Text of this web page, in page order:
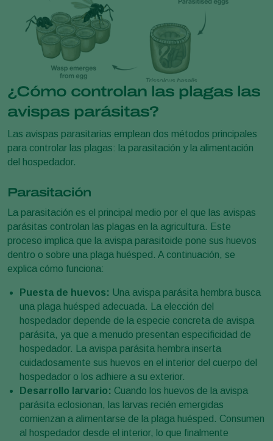
¿Cómo controlan las plagas las
avispas parásitas?
Las avispas parasitarias emplean dos métodos principales
para controlar las plagas: la parasitación y la alimentación
del hospedador.
Parasitación
La parasitación es el principal medio por el que las avispas
parásitas controlan las plagas en la agricultura. Este
proceso implica que la avispa parasitoide pone sus huevos
dentro o sobre una plaga huésped. A continuación, se
explica cómo funciona:
Puesta de huevos: Una avispa parásita hembra busca
una plaga huésped adecuada. La elección del
hospedador depende de la especie concreta de avispa
parásita, ya que a menudo presentan especificidad de
hospedador. La avispa parásita hembra inserta
cuidadosamente sus huevos en el interior del cuerpo del
hospedador o los adhiere a su exterior.
Desarrollo larvario: Cuando los huevos de la avispa
parásita eclosionan, las larvas recién emergidas
comienzan a alimentarse de la plaga huésped. Consumen
al hospedador desde el interior, lo que finalmente